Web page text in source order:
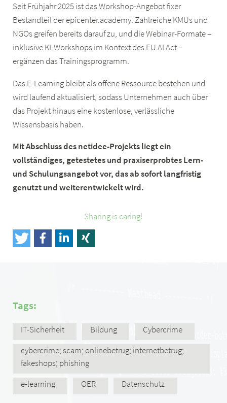
Seit Frühjahr 2025 ist das Workshop-Angebot fixer
Bestandteil der epicenter.academy. Zahlreiche KMUs und
NGOs greifen bereits darauf zu, und die Webinar-Formate –
inklusive KI-Workshops im Kontext des EU AI Act –
ergänzen das Trainingsprogramm.
Das E-Learning bleibt als offene Ressource bestehen und
wird laufend aktualisiert, sodass Unternehmen auch über
das Projekt hinaus eine kostenlose, verlässliche
Wissensbasis haben.
Mit Abschluss des netidee-Projekts liegt ein
vollständiges, getestetes und praxiserprobtes Lern-
und Schulungsangebot vor, das ab sofort langfristig
genutzt und weiterentwickelt wird.
Sharing is caring!
Tags:
IT-Sicherheit Bildung
Cybercrime
cybercrime; scam; onlinebetrug; internetbetrug;
fakeshops; phishing
e-learning
OER Datenschutz